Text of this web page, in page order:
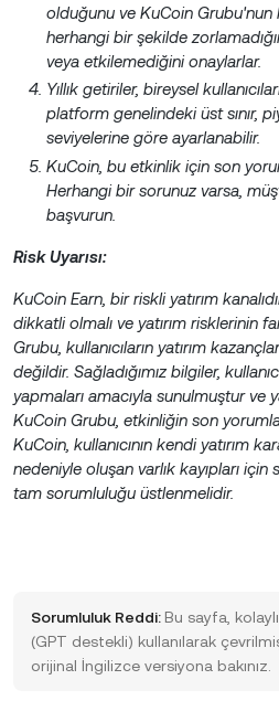
olduğunu ve KuCoin Grubu'nun
herhangi bir şekilde
veya etkilemediğini onaylarlar.
Yıllık getiriler, bireysel
platform genelindeki üst sınır,
seviyelerine göre ayarlanabilir.
KuCoin, bu etkinlik için son
Herhangi bir sorunuz varsa,
başvurun.
Risk Uyarısı:
KuCoin Earn, bir riskli yatırım
dikkatli olmalı ve yatırım risklerinin
Grubu, kullanıcıların yatırım
değildir. Sağladığımız bilgiler,
yapmaları amacıyla sunulmuştur ve
KuCoin Grubu, etkinliğin son
KuCoin, kullanıcının kendi yatırım
nedeniyle oluşan varlık kayıpları için
tam sorumluluğu üstlenmelidir.
Sorumluluk Reddi: Bu sayfa,
(GPT destekli) kullanılarak
orijinal İngilizce versiyona bakınız.